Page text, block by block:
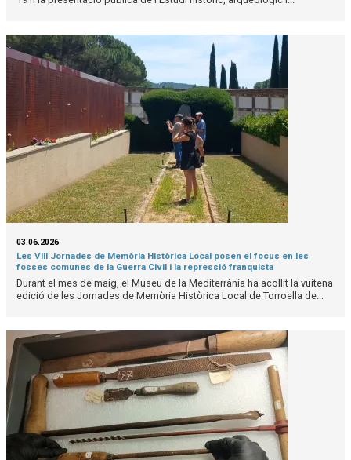
03.06.2026
Les VIII Jornades de Memòria Històrica Local posen el focus en les
fosses comunes de la Guerra Civil i la repressió franquista
Durant el mes de maig, el Museu de la Mediterrània ha acollit la vuitena
edició de les Jornades de Memòria Històrica Local de Torroella de...